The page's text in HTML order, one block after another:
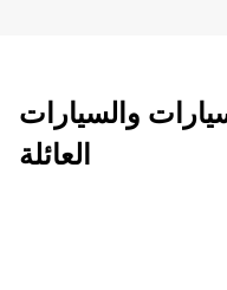
والسيارات
العائلة